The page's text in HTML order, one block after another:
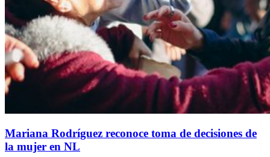
Mariana Rodríguez reconoce toma de decisiones de
la mujer en NL